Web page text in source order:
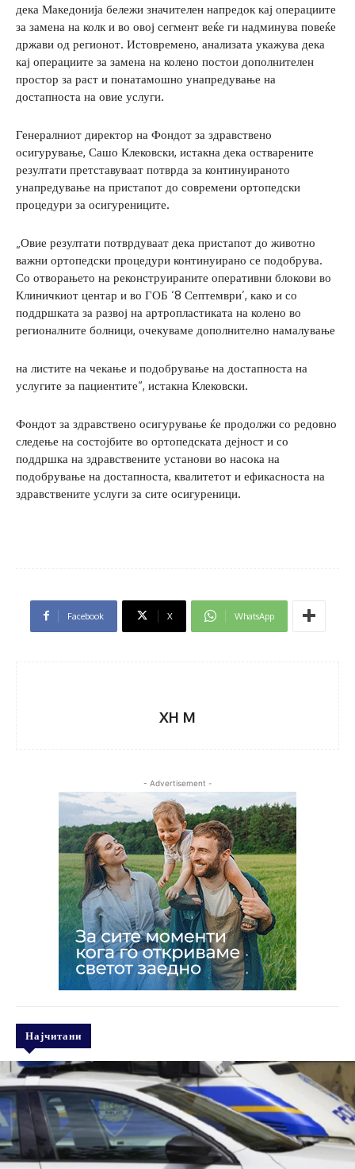
дека Македонија бележи значителен напредок кај операциите
за замена на колк и во овој сегмент веќе ги надминува повеќе
држави од регионот. Истовремено, анализата укажува дека
кај операциите за замена на колено постои дополнителен
простор за раст и понатамошно унапредување на
достапноста на овие услуги.
Генералниот директор на Фондот за здравствено
осигурување, Сашо Клековски, истакна дека остварените
резултати претставуваат потврда за континуираното
унапредување на пристапот до современи ортопедски
процедури за осигурениците.
„Овие резултати потврдуваат дека пристапот до животно
важни ортопедски процедури континуирано се подобрува.
Со отворањето на реконструираните оперативни блокови во
Клиничкиот центар и во ГОБ ‘8 Септември’, како и со
поддршката за развој на артропластиката на колено во
регионалните болници, очекуваме дополнително намалување
на листите на чекање и подобрување на достапноста на
услугите за пациентите“, истакна Клековски.
Фондот за здравствено осигурување ќе продолжи со редовно
следење на состојбите во ортопедската дејност и со
поддршка на здравствените установи во насока на
подобрување на достапноста, квалитетот и ефикасноста на
здравствените услуги за сите осигуреници.
Facebook X WhatsApp
XH M
- Advertisement -
Најчитани